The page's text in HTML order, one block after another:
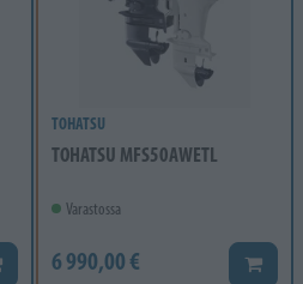
Lisää koriin
TOHATSU
TOHATSU MFS50AWETL
Varastossa
6 990,00 € Lisää